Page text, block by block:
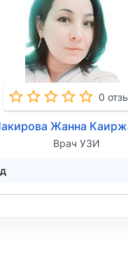
0
Жанна
Врач УЗИ